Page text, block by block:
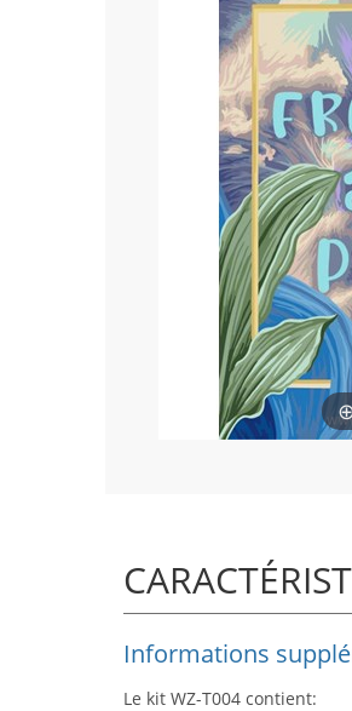
Informations
Le kit WZ-T004 contient: